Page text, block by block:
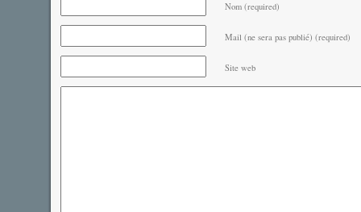
Nom (required)
Mail (ne sera pas publié) (required)
Site web